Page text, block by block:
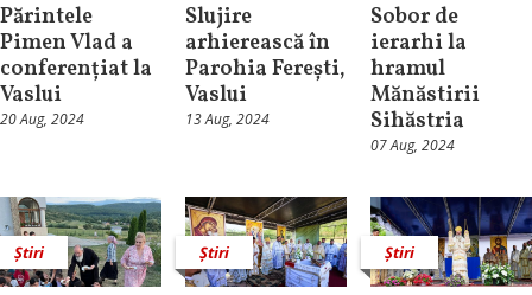
Părintele
Pimen Vlad a
conferențiat la
Vaslui
20 Aug, 2024
Slujire
arhierească în
Parohia Ferești,
Vaslui
13 Aug, 2024
Sobor de
ierarhi la
hramul
Mănăstirii
Sihăstria
07 Aug, 2024
Știri Știri Știri